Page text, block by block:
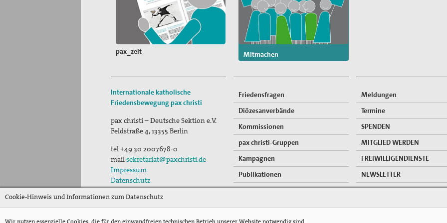
pax_zeit Mitmachen
Internationale katholische
Friedensbewegung pax christi
pax christi – Deutsche Sektion e.V.
Feldstraße 4,13355 Berlin
tel+49 30 2007678-0
mailsekretariat@paxchristi.de
Impressum
Datenschutz
Friedensfragen
Diözesanverbände
Kommissionen
pax christi-Gruppen
Kampagnen
Publikationen
Meldungen
Termine
SPENDEN
MITGLIED WERDEN
FREIWILLIGENDIENSTE
NEWSLETTER
Mitgliederzugang
Cookie-Hinweis und Informationen zum Datenschutz